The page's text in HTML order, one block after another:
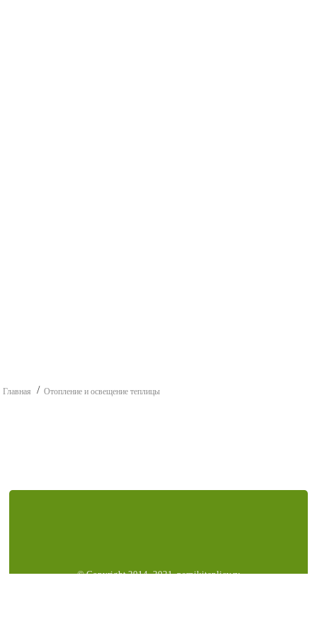
Главная Отопление и освещение теплицы
© Copyright 2014–2021, parnikiteplicy.ru